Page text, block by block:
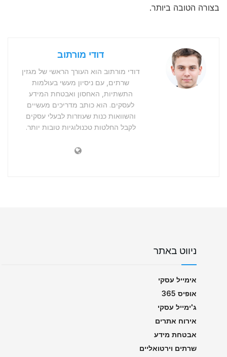
בצורה הטובה ביותר.
דודי מורתוב
דודי מורתוב הוא העורך הראשי של מגזין
שרתים, עם ניסיון מעשי בעולמות
התשתיות, האחסון ואבטחת המידע
לעסקים. הוא כותב מדריכים מעשיים
והשוואות כנות שעוזרות לבעלי עסקים
לקבל החלטות טכנולוגיות טובות יותר.
ניווט באתר
אימייל עסקי
אופיס 365
ג'ימייל עסקי
אירוח אתרים
אבטחת מידע
שרתים וירטואליים